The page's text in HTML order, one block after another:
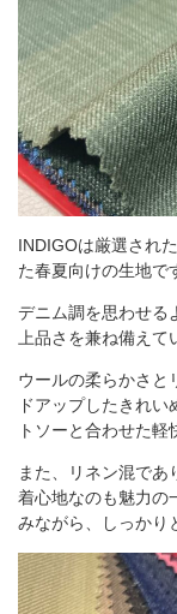
INDIGOは厳選され
た春夏向けの生地で
デニム調を思わせる
上品さを兼ね備えて
ウールの柔らかさと
ドアップしたきれ
トソーと合わせた軽
また、リネン混で
着心地なのも魅力の
みながら、しっかり